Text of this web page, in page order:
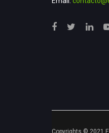
Copyrights © 2021